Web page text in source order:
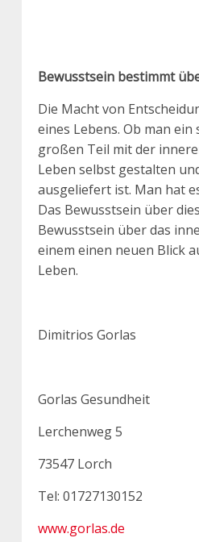
Bewusstsein bestimmt
Die Macht von
eines Lebens. Ob man
großen Teil mit der
Leben selbst gestalten
ausgeliefert ist. Man hat
Das Bewusstsein über
Bewusstsein über das
einem einen neuen Blick
Leben.
Dimitrios Gorlas
Gorlas Gesundheit
Lerchenweg 5
73547 Lorch
Tel: 01727130152
www.gorlas.de